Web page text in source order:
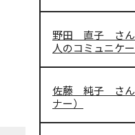
野田 直子 さん
人のコミュニケー
佐藤 純子 さん
ナー）